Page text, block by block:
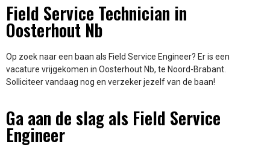
Field Service Technician in
Oosterhout Nb
Op zoek naar een baan als Field Service Engineer? Er is een
vacature vrijgekomen in Oosterhout Nb, te Noord-Brabant.
Solliciteer vandaag nog en verzeker jezelf van de baan!
Ga aan de slag als Field Service
Engineer